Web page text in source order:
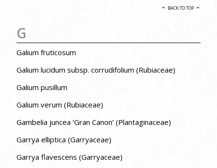
BACK TO TOP
G
Galium fruticosum
Galium lucidum subsp. corrudifolium (Rubiaceae)
Galium pusillum
Galium verum (Rubiaceae)
Gambelia juncea ‘Gran Canon’ (Plantaginaceae)
Garrya elliptica (Garryaceae)
Garrya flavescens (Garryaceae)